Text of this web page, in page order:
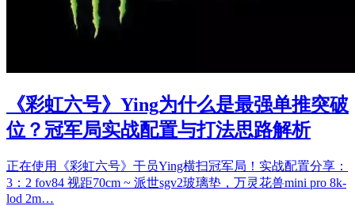
《彩虹六号》Ying为什么是最强单推突破
位？冠军局实战配置与打法思路解析
正在使用《彩虹六号》干员Ying横扫冠军局！实战配置分享：
3：2 fov84 视距70cm ~ 派世sgv2玻璃垫，万灵花兽mini pro 8k-
lod 2m…